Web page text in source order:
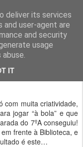
deliver its services
and user-agent are
and security
usage
IT
com muita criatividade,
jogar “à bola” e que
do 7ºA conseguiu!
frente à Biblioteca, e
é este…